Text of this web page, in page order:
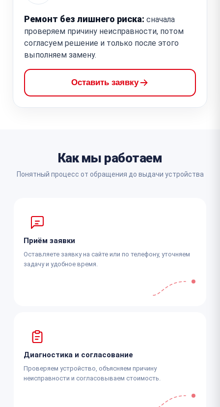
Ремонт без лишнего риска: сначала
проверяем причину неисправности, потом
согласуем решение и только после этого
выполняем замену.
Оставить заявку
Как мы работаем
Понятный процесс от обращения до выдачи устройства
Приём заявки
Оставляете заявку на сайте или по телефону, уточняем
задачу и удобное время.
Диагностика и согласование
Проверяем устройство, объясняем причину
неисправности и согласовываем стоимость.